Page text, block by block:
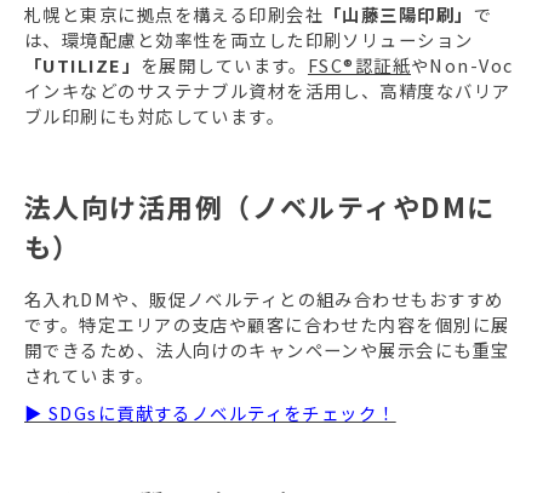
札幌と東京に拠点を構える印刷会社 「山藤三陽印刷」 で
は、環境配慮と効率性を両立した印刷ソリューション
「UTILIZE」 を展開しています。 FSC®認証紙やNon-Voc
インキなどのサステナブル資材を活用し、高精度なバリア
ブル印刷にも対応しています。
法人向け活用例（ノベルティやDMに
も）
名入れDMや、販促ノベルティとの組み合わせもおすすめ
です。特定エリアの支店や顧客に合わせた内容を個別に展
開できるため、法人向けのキャンペーンや展示会にも重宝
されています。
▶ SDGsに貢献するノベルティをチェック！